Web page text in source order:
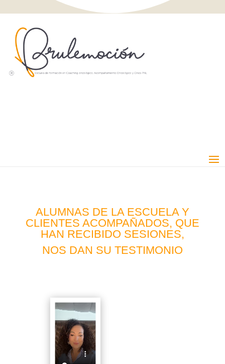
ALUMNAS DE LA ESCUELA Y
CLIENTES ACOMPAÑADOS, QUE
HAN RECIBIDO SESIONES,
NOS DAN SU TESTIMONIO